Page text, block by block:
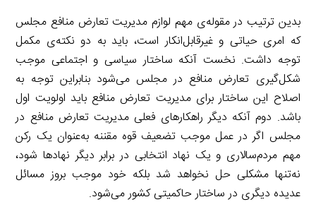
بدین ترتیب در مقوله‌ی مهم لوازم مدیریت تعارض منافع مجلس
که امری حیاتی و غیرقابل‌انکار است، باید به دو نکته‌ی مکمل
توجه داشت. نخست آنکه ساختار سیاسی و اجتماعی موجب
شکل‌گیری تعارض منافع در مجلس می‌شود بنابراین توجه به
اصلاح این ساختار برای مدیریت تعارض منافع باید اولویت اول
باشد. دوم آنکه دیگر راهکارهای فعلی مدیریت تعارض منافع در
مجلس اگر در عمل موجب تضعیف قوه مقننه به‌عنوان یک رکن
مهم مردم‌سالاری و یک نهاد انتخابی در برابر دیگر نهادها شود،
نه‌تنها مشکلی حل نخواهد شد بلکه خود موجب بروز مسائل
عدیده دیگری در ساختار حاکمیتی کشور می‌شود.